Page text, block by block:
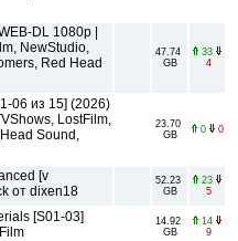
DL 1080p |
NewStudio,
Red Head
47.74
GB
33
4
06 из 15] (2026)
LostFilm,
Sound,
23.70
GB
0 0
[v
от dixen18
52.23
GB
23
5
[S01-03]
14.92
GB
14
9